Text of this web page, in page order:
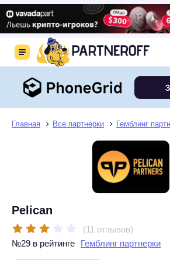
Главная Все партнерки Гемблинг
Pelican
(11 отзывов)
№29 в рейтинге
Гемблинг партнерки